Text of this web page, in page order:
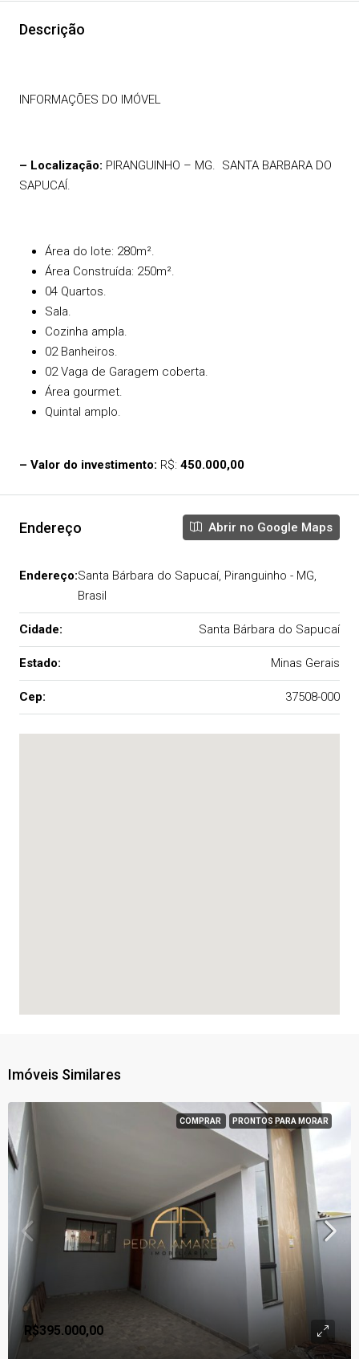
Descrição
INFORMAÇÕES DO IMÓVEL
– Localização: PIRANGUINHO – MG. SANTA BARBARA DO
SAPUCAÍ.
Área do lote: 280m².
Área Construída: 250m².
04 Quartos.
Sala.
Cozinha ampla.
02 Banheiros.
02 Vaga de Garagem coberta.
Área gourmet.
Quintal amplo.
– Valor do investimento: R$: 450.000,00
Endereço Abrir no Google Maps
Endereço:Santa Bárbara do Sapucaí, Piranguinho - MG,
Brasil
Cidade: Santa Bárbara do Sapucaí
Estado: Minas Gerais
Cep: 37508-000
Imóveis Similares
COMPRAR PRONTOS PARA MORAR
R$395.000,00